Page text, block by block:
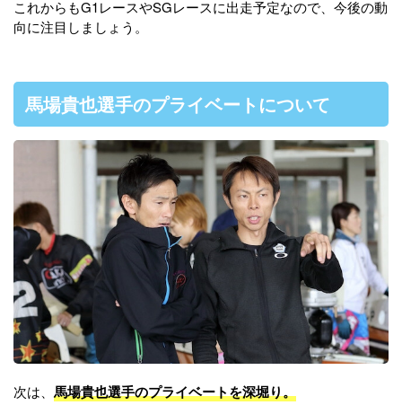
これからもG1レースやSGレースに出走予定なので、今後の動
向に注目しましょう。
馬場貴也選手のプライベートについて
次は、 馬場貴也選手のプライベートを深堀り。